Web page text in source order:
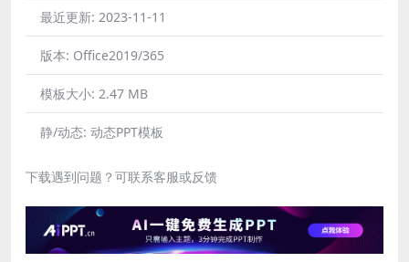
最近更新: 2023-11-11
版本: Office2019/365
模板大小: 2.47 MB
静/动态: 动态PPT模板
下载遇到问题？可联系客服或反馈